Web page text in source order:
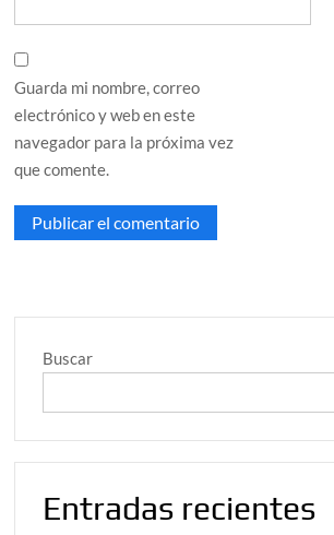
Guarda mi nombre, correo
electrónico y web en este
navegador para la próxima vez
que comente.
Buscar
Entradas recientes